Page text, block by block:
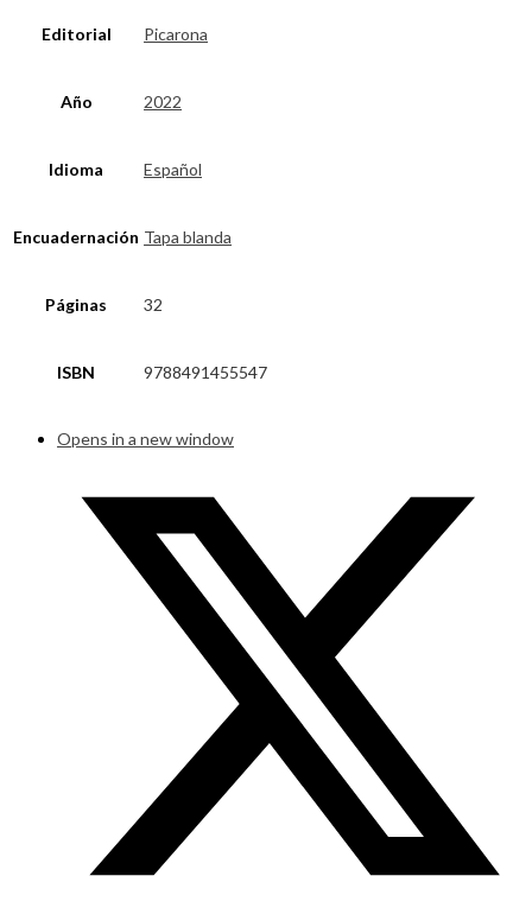
Editorial Picarona
Año 2022
Idioma Español
Encuadernación Tapa blanda
Páginas 32
ISBN 9788491455547
Opens in a new window